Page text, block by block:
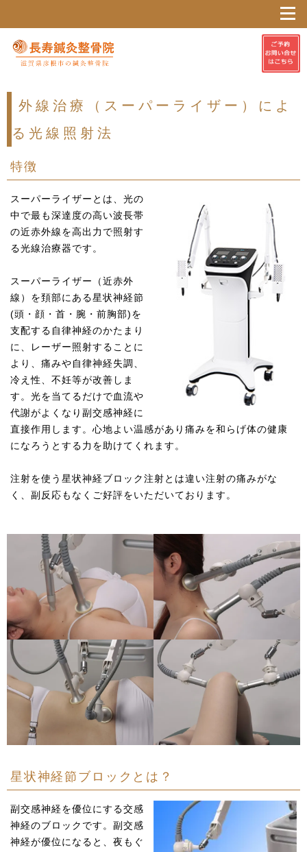
外線治療（スーパーライザー）によ
る光線照射法
特徴
スーパーライザーとは、光の
中で最も深達度の高い波長帯
の近赤外線を高出力で照射す
る光線治療器です。
スーパーライザー（近赤外
線）を頚部にある星状神経節
(頭・顔・首・腕・前胸部)を
支配する自律神経のかたまり
に、レーザー照射することに
より、痛みや自律神経失調、
冷え性、不妊等が改善しま
す。光を当てるだけで血流や
代謝がよくなり副交感神経に
直接作用します。心地よい温感があり痛みを和らげ体の健康
になろうとする力を助けてくれます。
注射を使う星状神経ブロック注射とは違い注射の痛みがな
く、副反応もなくご好評をいただいております。
星状神経節ブロックとは？
副交感神経を優位にする交感
神経のブロックです。副交感
神経が優位になると、夜もぐ